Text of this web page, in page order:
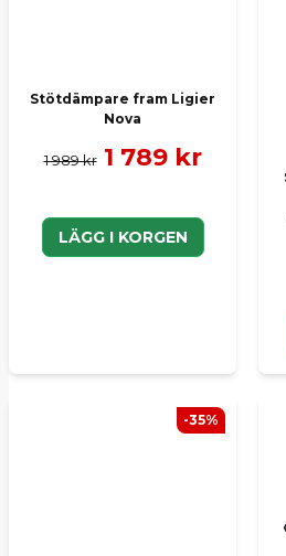
Stötdämpare fram Ligier
Nova
1 989 kr 1 789 kr
LÄGG I KORGEN
-35%
Skicka en